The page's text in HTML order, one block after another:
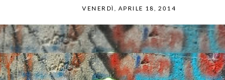
VENERDÌ, APRILE 18, 2014